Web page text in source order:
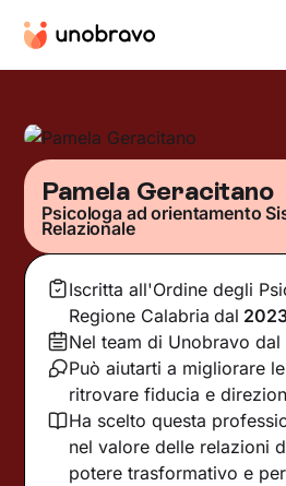
Pamela Geracitano
Psicologa ad orientamento
Relazionale
Iscritta all'Ordine degli
Regione Calabria dal
Nel team di Unobravo dal
Può aiutarti a migliorare
ritrovare fiducia e
Ha scelto questa
nel valore delle relazioni
potere trasformativo e